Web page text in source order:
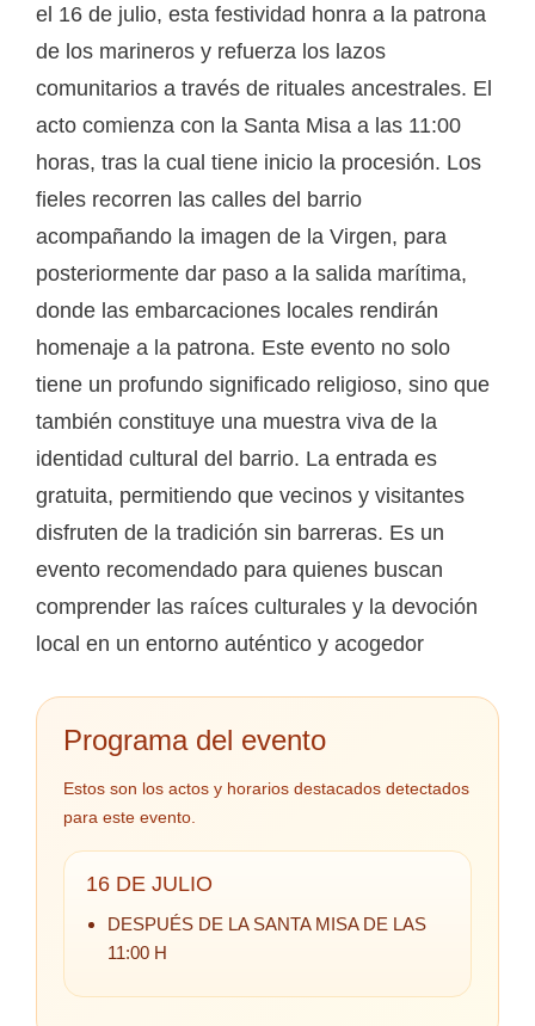
el 16 de julio, esta festividad honra a la patrona
de los marineros y refuerza los lazos
comunitarios a través de rituales ancestrales. El
acto comienza con la Santa Misa a las 11:00
horas, tras la cual tiene inicio la procesión. Los
fieles recorren las calles del barrio
acompañando la imagen de la Virgen, para
posteriormente dar paso a la salida marítima,
donde las embarcaciones locales rendirán
homenaje a la patrona. Este evento no solo
tiene un profundo significado religioso, sino que
también constituye una muestra viva de la
identidad cultural del barrio. La entrada es
gratuita, permitiendo que vecinos y visitantes
disfruten de la tradición sin barreras. Es un
evento recomendado para quienes buscan
comprender las raíces culturales y la devoción
local en un entorno auténtico y acogedor
Programa del evento
Estos son los actos y horarios destacados detectados
para este evento.
16 DE JULIO
DESPUÉS DE LA SANTA MISA DE LAS
11:00 H